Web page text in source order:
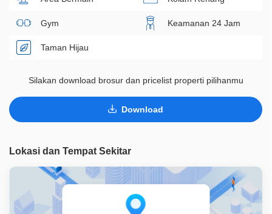
Gym Keamanan 24 Jam
Taman Hijau
Silakan download brosur dan pricelist properti pilihanmu
Download
Lokasi dan Tempat Sekitar